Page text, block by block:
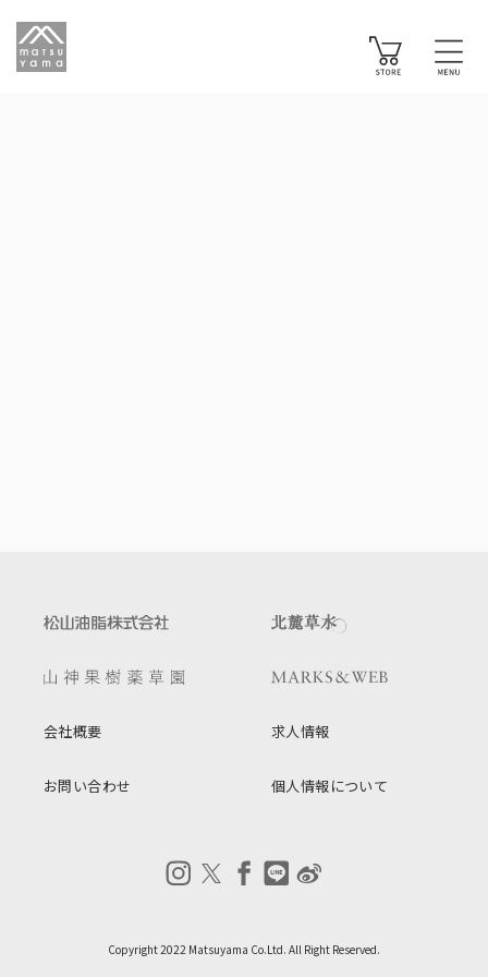
会社概要 求人情報
お問い合わせ 個人情報について
Copyright 2022 Matsuyama Co.Ltd. All Right Reserved.